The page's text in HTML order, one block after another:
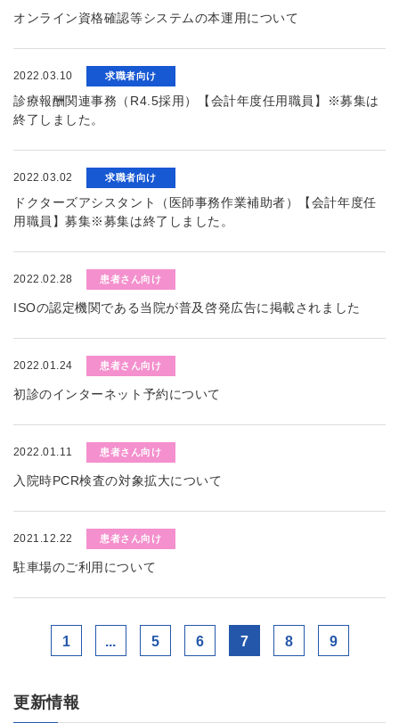
オンライン資格確認等システムの本運用について
2022.03.10 求職者向け
診療報酬関連事務（R4.5採用）【会計年度任用職員】※募集は
終了しました。
2022.03.02 求職者向け
ドクターズアシスタント（医師事務作業補助者）【会計年度任
用職員】募集※募集は終了しました。
2022.02.28 患者さん向け
ISOの認定機関である当院が普及啓発広告に掲載されました
2022.01.24 患者さん向け
初診のインターネット予約について
2022.01.11 患者さん向け
入院時PCR検査の対象拡大について
2021.12.22 患者さん向け
駐車場のご利用について
1 ... 5 6 7 8 9
更新情報